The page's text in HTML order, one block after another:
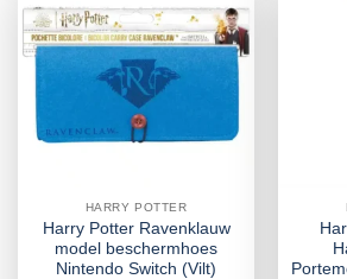
HARRY POTTER
Harry Potter Ravenklauw
model beschermhoes
Nintendo Switch (Vilt)